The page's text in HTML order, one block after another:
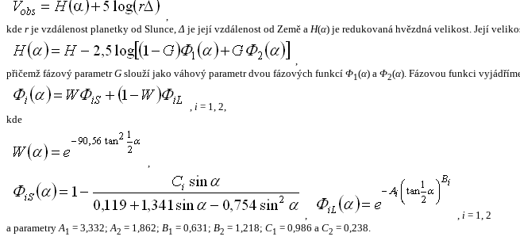
,
kde r je vzdálenost planetky od Slunce,Δ je její vzdálenost od Země a H(α) je redukovaná hvězdná velikost. Její
,
přičemž fázový parametrG slouží jako váhový parametr dvou fázových funkcí Φ1(α) a Φ2(α). Fázovou funkci
, i = 1, 2,
kde
,
, , i = 1, 2
a parametryA1 = 3,332;A2 = 1,862; B1 = 0,631; B2 = 1,218; C1 = 0,986 a C2 = 0,238.